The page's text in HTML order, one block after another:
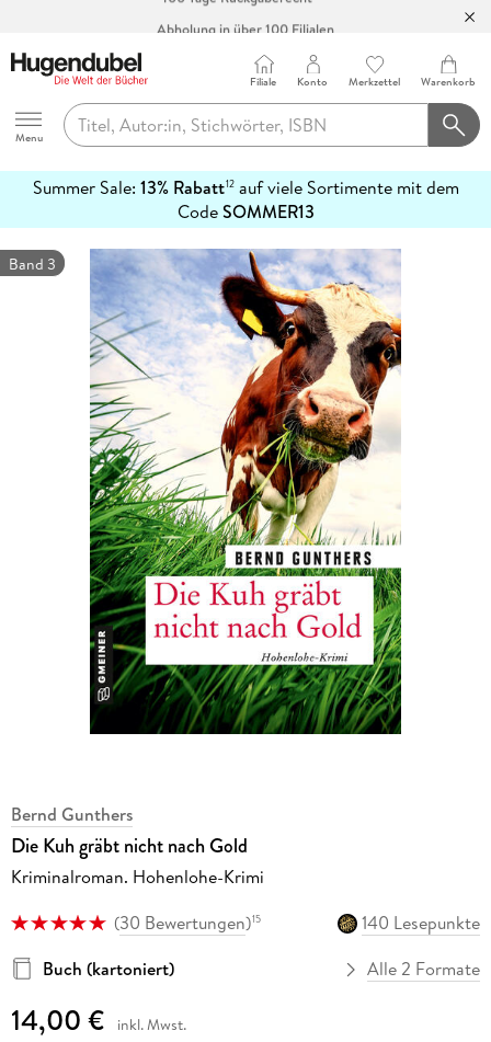
Hugendubel
Menu
Filiale Konto Merkzettel Warenkorb
Summer Sale: 13% Rabatt12auf viele Sortimente mit dem
CodeSOMMER13
erfahren
Band 3
Bernd Gunthers
Die Kuh gräbt nicht nach Gold
Kriminalroman. Hohenlohe-Krimi
(30 Bewertungen)15
140 Lesepunkte
Buch (kartoniert)
Alle 2 Formate
14,00 € inkl. Mwst.